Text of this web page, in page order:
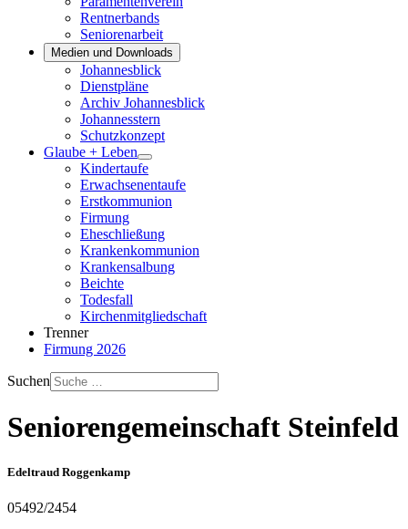
Rentnerbands
Seniorenarbeit
Medien und Downloads
Johannesblick
Dienstpläne
Archiv Johannesblick
Johannesstern
Schutzkonzept
Glaube + Leben
Kindertaufe
Erwachsenentaufe
Erstkommunion
Firmung
Eheschließung
Krankenkommunion
Krankensalbung
Beichte
Todesfall
Kirchenmitgliedschaft
Trenner
Firmung 2026
Suchen
Seniorengemeinschaft Steinfeld
Edeltraud Roggenkamp
05492/2454